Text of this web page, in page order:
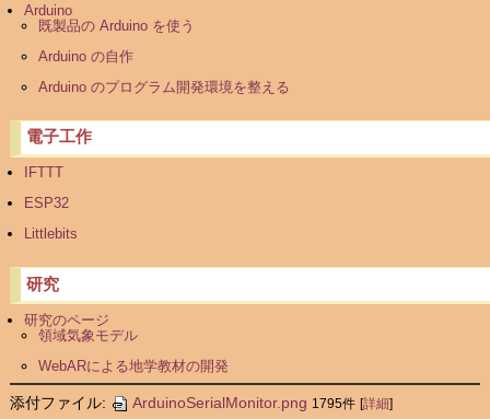
Arduino
既製品の Arduino を使う
Arduino の自作
Arduino のプログラム開発環境を整える
電子工作
IFTTT
ESP32
Littlebits
研究
研究のページ
領域気象モデル
WebARによる地学教材の開発
添付ファイル: ArduinoSerialMonitor.png 1795件 [詳細]